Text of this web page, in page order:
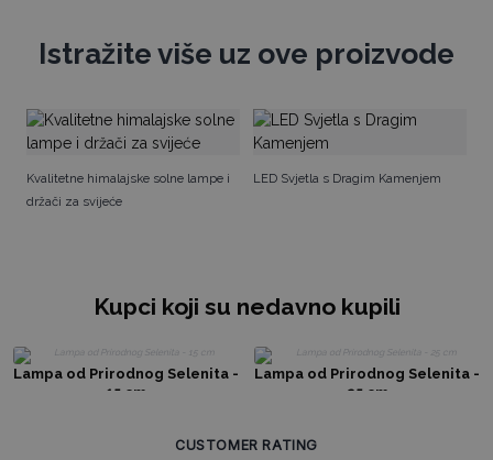
Istražite više uz ove proizvode
Kvalitetne himalajske solne lampe i
držači za svijeće
LED Svjetla s Dragim Kamenjem
Kupci koji su nedavno kupili
Lampa od Prirodnog Selenita -
15 cm
Lampa od Prirodnog Selenita -
25 cm
CUSTOMER RATING